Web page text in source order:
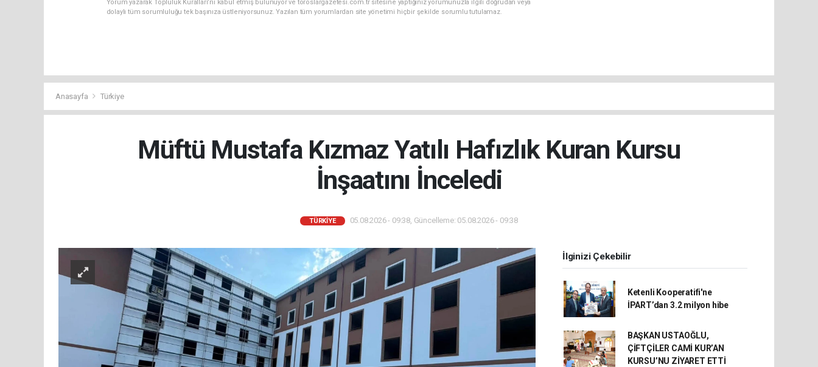
Yorum yazarak Topluluk Kuralları’nı kabul etmiş bulunuyor ve toroslargazetesi.com.tr sitesine yaptığınız yorumunuzla ilgili doğrudan veya
dolaylı tüm sorumluluğu tek başınıza üstleniyorsunuz. Yazılan tüm yorumlardan site yönetimi hiçbir şekilde sorumlu tutulamaz.
Anasayfa Türkiye
Müftü Mustafa Kızmaz Yatılı Hafızlık Kuran Kursu
İnşaatını İnceledi
TÜRKIYE 05.08.2026 - 09:38, Güncelleme: 05.08.2026 - 09:38
İlginizi Çekebilir
Ketenli Kooperatifi'ne
İPART’dan 3.2 milyon hibe
BAŞKAN USTAOĞLU,
ÇİFTÇİLER CAMİ KUR’AN
KURSU’NU ZİYARET ETTİ